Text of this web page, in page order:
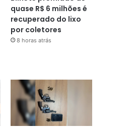
quase R$ 6 milhões é
recuperado do lixo
por coletores
8 horas atrás